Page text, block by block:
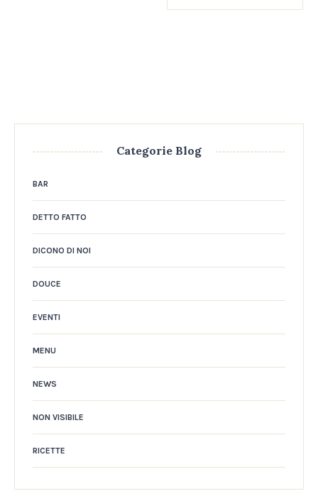
Categorie Blog
BAR
DETTO FATTO
DICONO DI NOI
DOUCE
EVENTI
MENU
NEWS
NON VISIBILE
RICETTE